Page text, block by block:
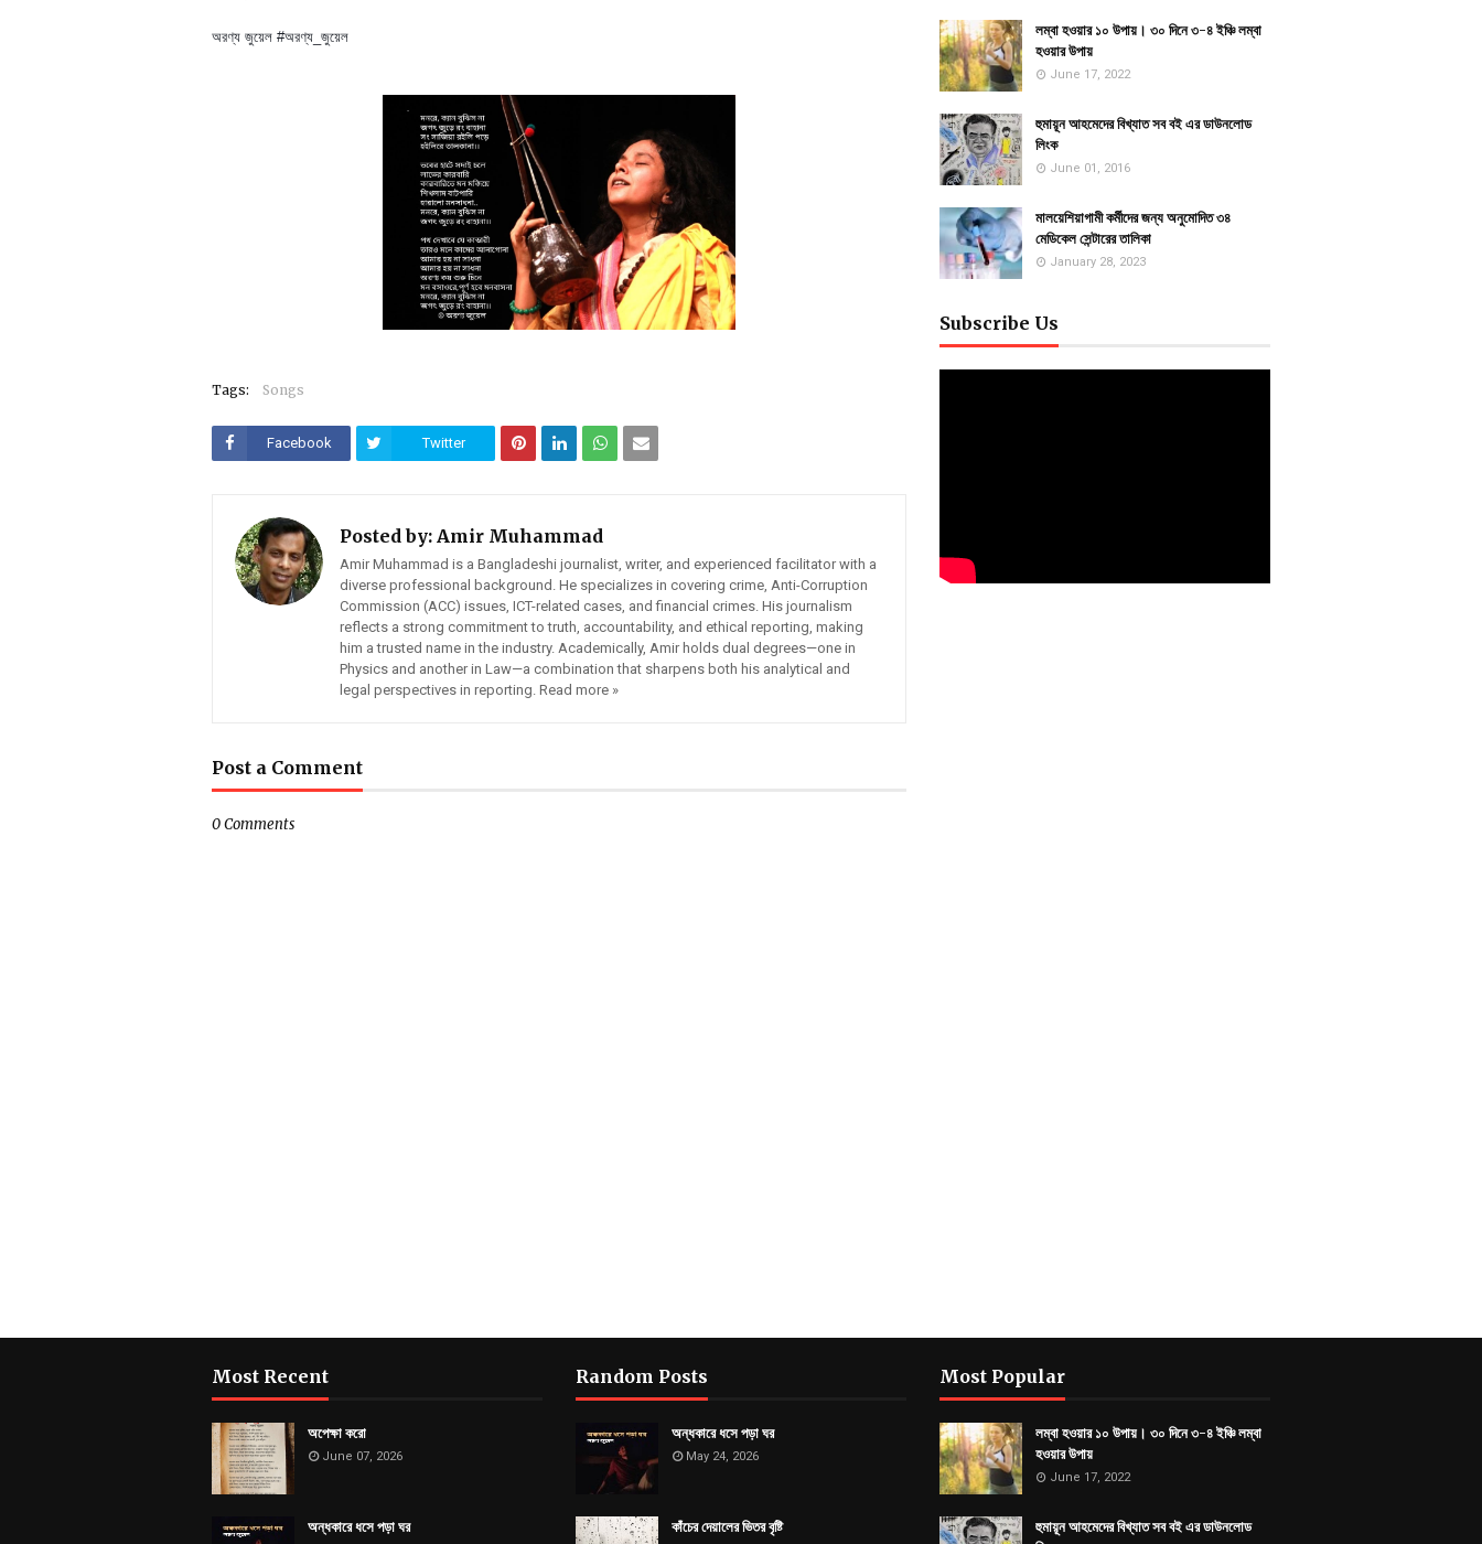
অরণ্য জুয়েল #অরণ্য_জুয়েল
Tags: Songs
Facebook Twitter
Posted by: Amir Muhammad
Amir Muhammad is a Bangladeshi journalist, writer, and experienced facilitator with a
diverse professional background. He specializes in covering crime, Anti-Corruption
Commission (ACC) issues, ICT-related cases, and financial crimes. His journalism
reflects a strong commitment to truth, accountability, and ethical reporting, making
him a trusted name in the industry. Academically, Amir holds dual degrees—one in
Physics and another in Law—a combination that sharpens both his analytical and
legal perspectives in reporting. Read more »
Post a Comment
0 Comments
লম্বা হওয়ার ১০ উপায়। ৩০ দিনে ৩-৪ ইঞ্চি লম্বা
হওয়ার উপায়
June 17, 2022
হুমায়ূন আহমেদের বিখ্যাত সব বই এর ডাউনলোড
লিংক
June 01, 2016
মালয়েশিয়াগামী কর্মীদের জন্য অনুমোদিত ৩৪
মেডিকেল সেন্টারের তালিকা
January 28, 2023
Subscribe Us
Most Recent
অপেক্ষা করো
June 07, 2026
অন্ধকারে ধসে পড়া ঘর
Random Posts
অন্ধকারে ধসে পড়া ঘর
May 24, 2026
কাঁচের দেয়ালের ভিতর বৃষ্টি
Most Popular
লম্বা হওয়ার ১০ উপায়। ৩০ দিনে ৩-৪ ইঞ্চি লম্বা
হওয়ার উপায়
June 17, 2022
হুমায়ূন আহমেদের বিখ্যাত সব বই এর ডাউনলোড